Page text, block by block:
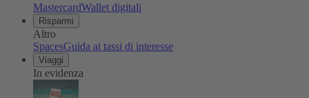
MastercardWallet digitali
Risparmi
Altro
SpacesGuida ai tassi di interesse
Viaggi
In evidenza